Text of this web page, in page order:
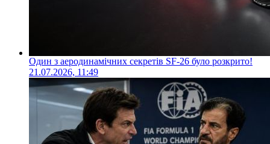
Один з аеродинамічних секретів SF-26 було розкрито!
21.07.2026, 11:49